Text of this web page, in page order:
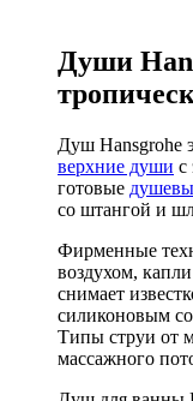
Души
Душ Hansgrohe
верхние души с
готовые
со штангой и
Фирменные
воздухом,
снимает
силиконовым
Типы струи от
массажного